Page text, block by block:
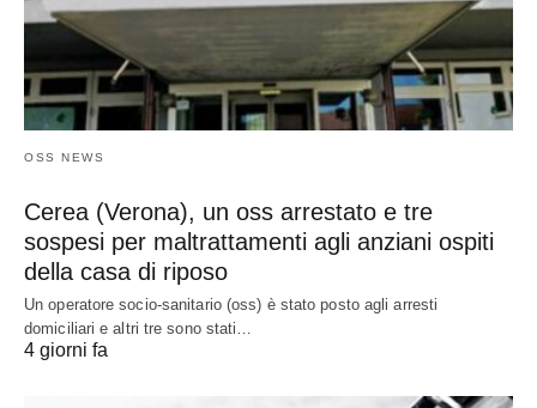
OSS NEWS
Cerea (Verona), un oss arrestato e tre
sospesi per maltrattamenti agli anziani ospiti
della casa di riposo
Un operatore socio-sanitario (oss) è stato posto agli arresti
domiciliari e altri tre sono stati…
4 giorni fa